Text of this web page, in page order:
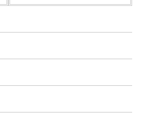
電梯大樓 套房
樓中樓 華廈
店面 工廠